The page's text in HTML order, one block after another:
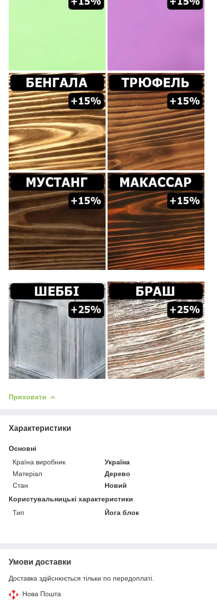
Приховати
Характеристики
Основні
Країна виробник
Україна
Матеріал
Дерево
Стан
Новий
Користувальницькі характеристики
Тип
Йога блок
Умови доставки
Доставка здійснюється тільки по передоплаті.
Нова Пошта